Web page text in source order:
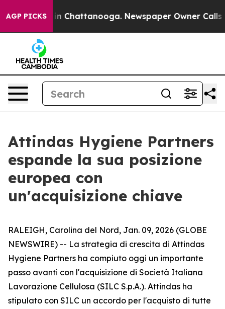
AGP PICKS
Chaos in Chattanooga. Newspaper Owner Calls
Attindas Hygiene Partners
espande la sua posizione
europea con
un'acquisizione chiave
RALEIGH, Carolina del Nord, Jan. 09, 2026 (GLOBE
NEWSWIRE) -- La strategia di crescita di Attindas
Hygiene Partners ha compiuto oggi un importante
passo avanti con l'acquisizione di Società Italiana
Lavorazione Cellulosa (SILC S.p.A.). Attindas ha
stipulato con SILC un accordo per l'acquisto di tutte